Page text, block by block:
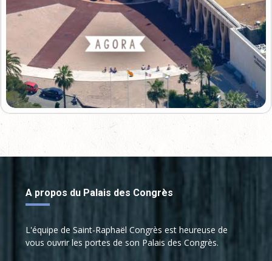
A propos du Palais des Congrès
L'équipe de Saint-Raphaël Congrès est heureuse de
vous ouvrir les portes de son Palais des Congrès.